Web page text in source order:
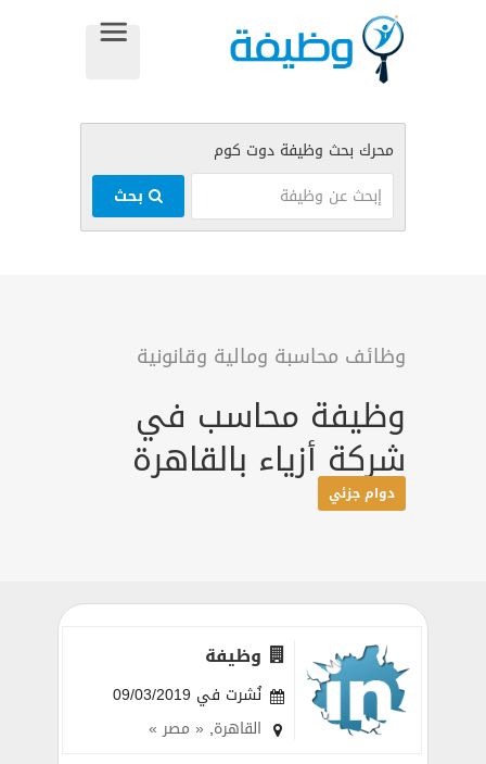
وظائف محاسبة ومالية وقانونية
وظيفة محاسب في
شركة أزياء بالقاهرة
دوام جزئي
وظيفة
نُشرت في 09/03/2019
القاهرة, « مصر »